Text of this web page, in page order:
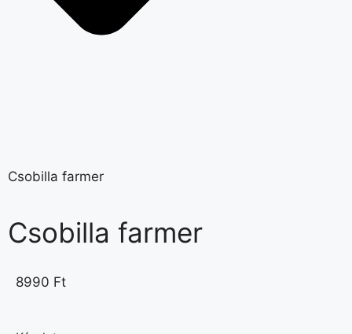
Csobilla farmer
Csobilla farmer
8990 Ft